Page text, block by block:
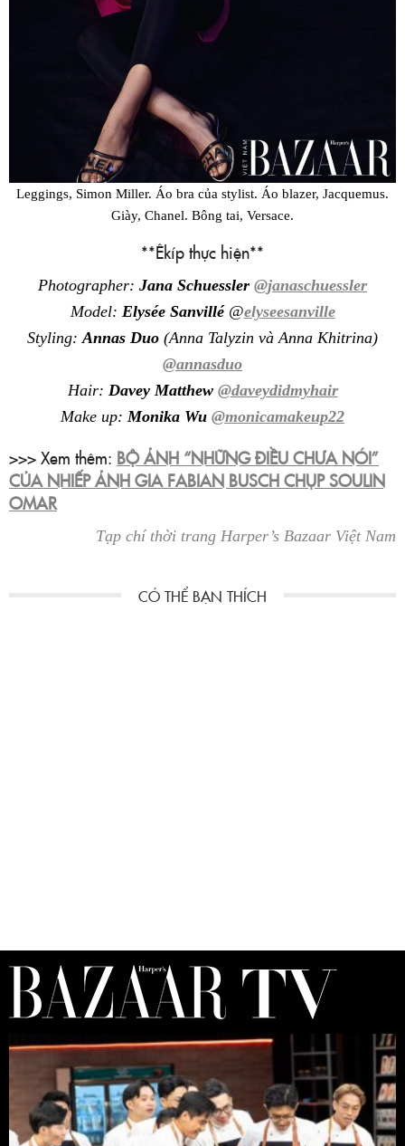
Leggings, Simon Miller. Áo bra của stylist. Áo blazer, Jacquemus.
Giày, Chanel. Bông tai, Versace.
**Êkíp thực hiện**
Photographer: Jana Schuessler @janaschuessler
Model: Elysée Sanvillé@elyseesanville
Styling: Annas Duo (Anna Talyzin và Anna Khitrina)
@annasduo
Hair: Davey Matthew @daveydidmyhair
Make up: Monika Wu @monicamakeup22
>>> Xem thêm: BỘ ẢNH “NHỮNG ĐIỀU CHƯA NÓI”
CỦA NHIẾP ẢNH GIA FABIAN BUSCH CHỤP SOULIN
OMAR
Tạp chí thời trang Harper’s Bazaar Việt Nam